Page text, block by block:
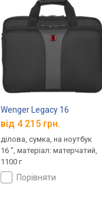
Wenger Legacy 16
від 4 215 грн.
ділова, сумка, на ноутбук
16 ", матеріал: матерчатий,
1100 г
порівняти